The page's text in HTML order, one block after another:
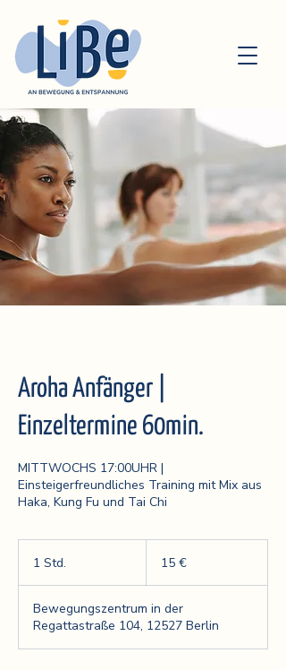
Aroha Anfänger |
Einzeltermine 60min.
MITTWOCHS 17:00UHR |
Einsteigerfreundliches Training mit Mix aus
Haka, Kung Fu und Tai Chi
1 Std.
d
15 €
Bewegungszentrum in der
Regattastraße 104, 12527 Berlin